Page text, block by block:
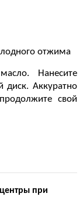
отжима
Нанесите
диск. Аккуратно
свой
при